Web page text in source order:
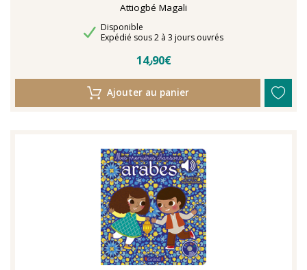
Attiogbé Magali
Disponibilité
Disponible
Délais de livraison
Expédié sous 2 à 3 jours ouvrés
14٫90€
Ajouter au panier